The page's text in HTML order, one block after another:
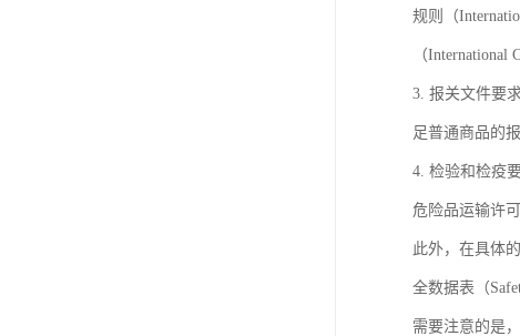
规则（
（
3. 报关文件要
足普通商品的
4. 检验和检疫
危险品运输许可
此外，在具体
全数据表（
需要注意的是